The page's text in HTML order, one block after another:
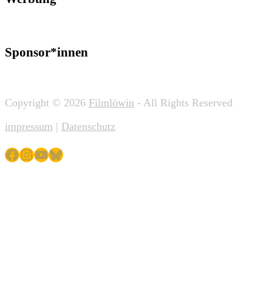
Sponsor*innen
Copyright © 2026 Filmlöwin - All Rights Reserved
impressum | Datenschutz
Facebook
Instagram
YouTube
Bluesky